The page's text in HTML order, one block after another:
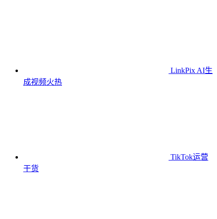
LinkPix AI生
成视频火热
TikTok运营
干货